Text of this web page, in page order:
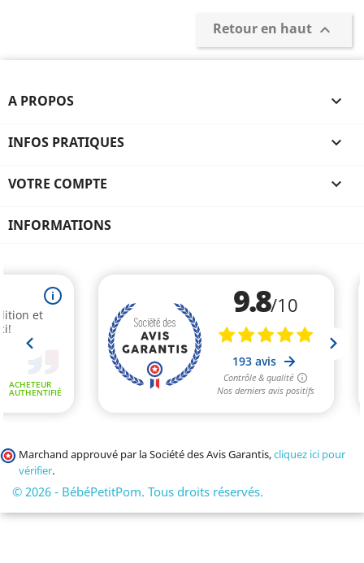
Retour en haut 
A PROPOS 
INFOS PRATIQUES 
VOTRE COMPTE 
INFORMATIONS
Marchand approuvé par la Société des Avis Garantis,cliquez ici pour
vérifier.
© 2026 - BébéPetitPom. Tous droits réservés.